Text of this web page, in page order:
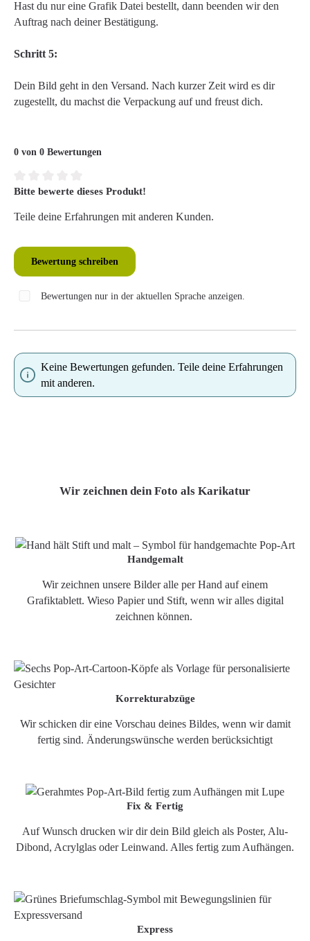
Hast du nur eine Grafik Datei bestellt, dann beenden wir den
Auftrag nach deiner Bestätigung.
Schritt 5:
Dein Bild geht in den Versand. Nach kurzer Zeit wird es dir
zugestellt, du machst die Verpackung auf und freust dich.
0 von 0 Bewertungen
Durchschnittliche Bewertung von 0 von 5 Sternen
Bitte bewerte dieses Produkt!
Teile deine Erfahrungen mit anderen Kunden.
Bewertung schreiben
Bewertungen nur in der aktuellen Sprache anzeigen.
Keine Bewertungen gefunden. Teile deine Erfahrungen
mit anderen.
Wir zeichnen dein Foto als Karikatur
Handgemalt
Wir zeichnen unsere Bilder alle per Hand auf einem
Grafiktablett. Wieso Papier und Stift, wenn wir alles digital
zeichnen können.
Korrekturabzüge
Wir schicken dir eine Vorschau deines Bildes, wenn wir damit
fertig sind. Änderungswünsche werden berücksichtigt
Fix & Fertig
Auf Wunsch drucken wir dir dein Bild gleich als Poster, Alu-
Dibond, Acrylglas oder Leinwand. Alles fertig zum Aufhängen.
Express